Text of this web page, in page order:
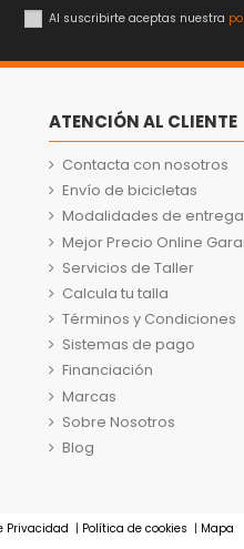
Al suscribirte aceptas nuestra
ATENCIÓN AL CLIENTE
Contacta con nosotros
Envío de bicicletas
Modalidades de entrega
Mejor Precio Online
Servicios de Taller
Calcula tu talla
Términos y Condiciones
Sistemas de pago
Financiación
Marcas
Sobre Nosotros
Blog
Privacidad | Política de cookies | Mapa